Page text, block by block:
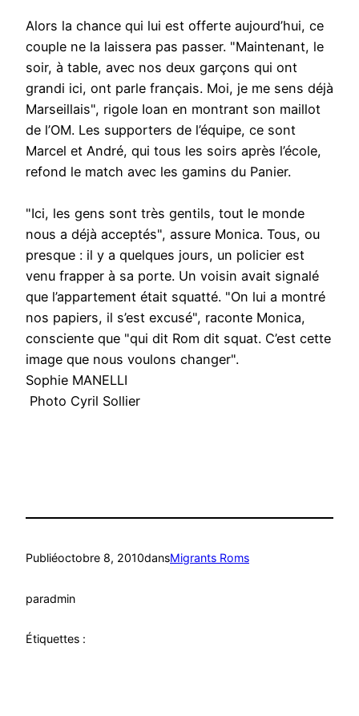
Alors la chance qui lui est offerte aujourd’hui, ce
couple ne la laissera pas passer. "Maintenant, le
soir, à table, avec nos deux garçons qui ont
grandi ici, ont parle français. Moi, je me sens déjà
Marseillais", rigole Ioan en montrant son maillot
de l’OM. Les supporters de l’équipe, ce sont
Marcel et André, qui tous les soirs après l’école,
refond le match avec les gamins du Panier.
"Ici, les gens sont très gentils, tout le monde
nous a déjà acceptés", assure Monica. Tous, ou
presque : il y a quelques jours, un policier est
venu frapper à sa porte. Un voisin avait signalé
que l’appartement était squatté. "On lui a montré
nos papiers, il s’est excusé", raconte Monica,
consciente que "qui dit Rom dit squat. C’est cette
image que nous voulons changer".
Sophie MANELLI
Photo Cyril Sollier
Publiéoctobre 8, 2010dansMigrants Roms
paradmin
Étiquettes :